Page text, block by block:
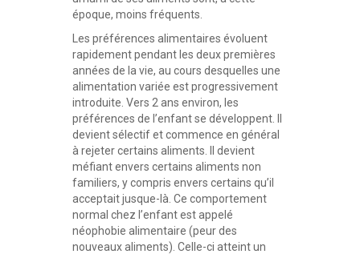
époque, moins fréquents.
Les préférences alimentaires évoluent
rapidement pendant les deux premières
années de la vie, au cours desquelles une
alimentation variée est progressivement
introduite. Vers 2 ans environ, les
préférences de l’enfant se développent. Il
devient sélectif et commence en général
à rejeter certains aliments. Il devient
méfiant envers certains aliments non
familiers, y compris envers certains qu’il
acceptait jusque-là. Ce comportement
normal chez l’enfant est appelé
néophobie alimentaire (peur des
nouveaux aliments). Celle-ci atteint un